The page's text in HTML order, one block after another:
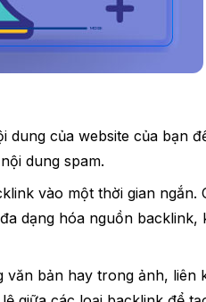
của website của bạn
dung spam.
vào một thời gian ngắn.
dạng hóa nguồn
văn bản hay trong ảnh,